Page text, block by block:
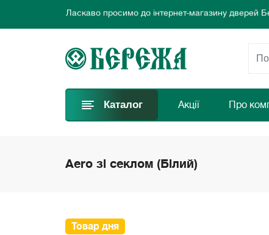
Ми пропонуємо нові вигідні пропозиції щодня
Обирайте найкращі двері та замовляйте просто
Ми пропонуємо нові вигідні пропозиції щодня
Обирайте найкращі двері та замовляйте просто
Каталог Акції Про
Aero зі секлом (Білий)
Товар дня